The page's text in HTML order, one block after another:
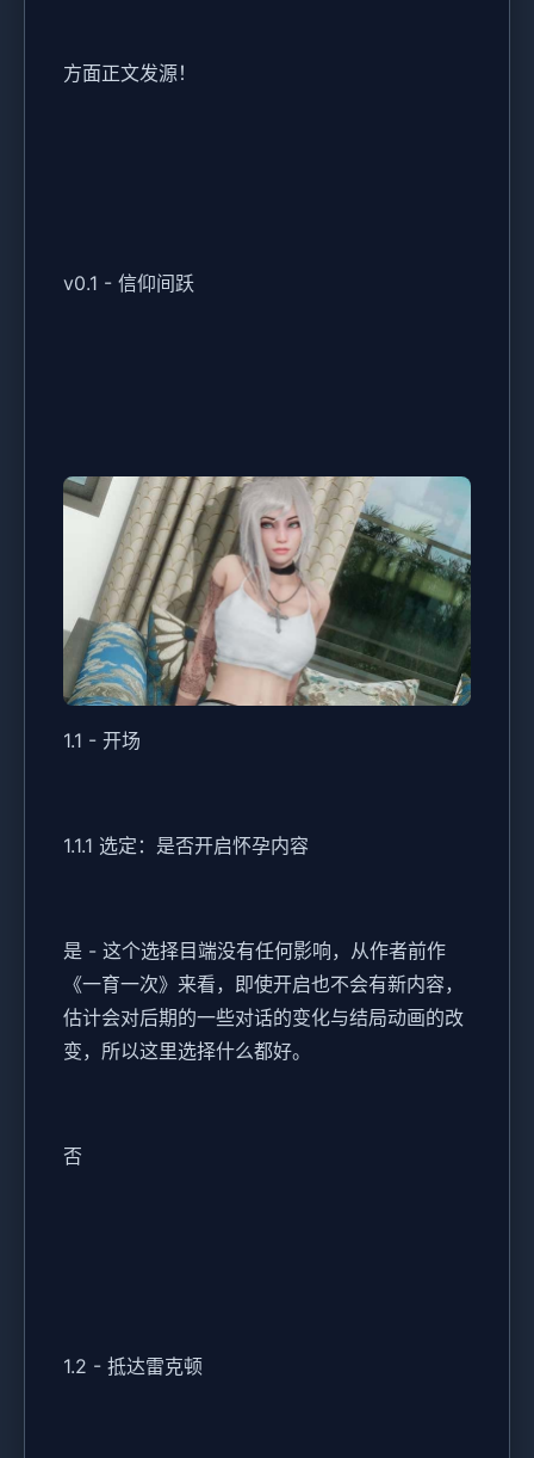
方面正文发源！
v0.1 - 信仰间跃
1.1 - 开场
1.1.1 选定：是否开启怀孕内容
是 - 这个选择目端没有任何影响，从作者前作
《一育一次》来看，即使开启也不会有新内容，
估计会对后期的一些对话的变化与结局动画的改
变，所以这里选择什么都好。
否
1.2 - 抵达雷克顿